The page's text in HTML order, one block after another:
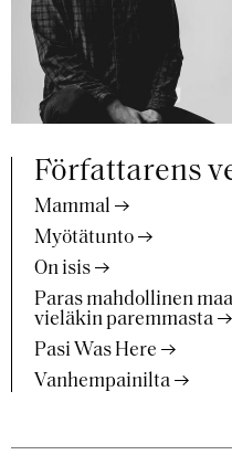
Författarens
Mammal
Myötätunto
On isis
Paras mahdollinen
vieläkin paremmasta
Pasi Was Here
Vanhempainilta